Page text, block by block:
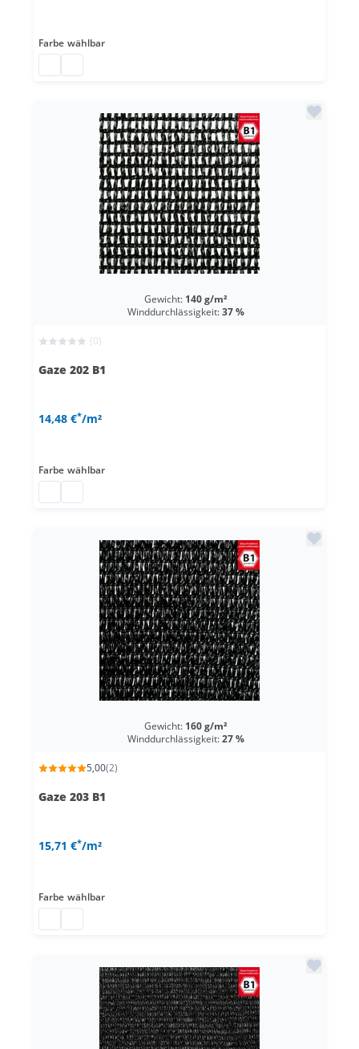
Farbe wählbar
Gewicht: 140 g/m²
Winddurchlässigkeit:37 %
(0)
Gaze 202 B1
14,48 €*/m²
Farbe wählbar
Gewicht: 160 g/m²
Winddurchlässigkeit:27 %
5,00(2)
Gaze 203 B1
15,71 €*/m²
Farbe wählbar